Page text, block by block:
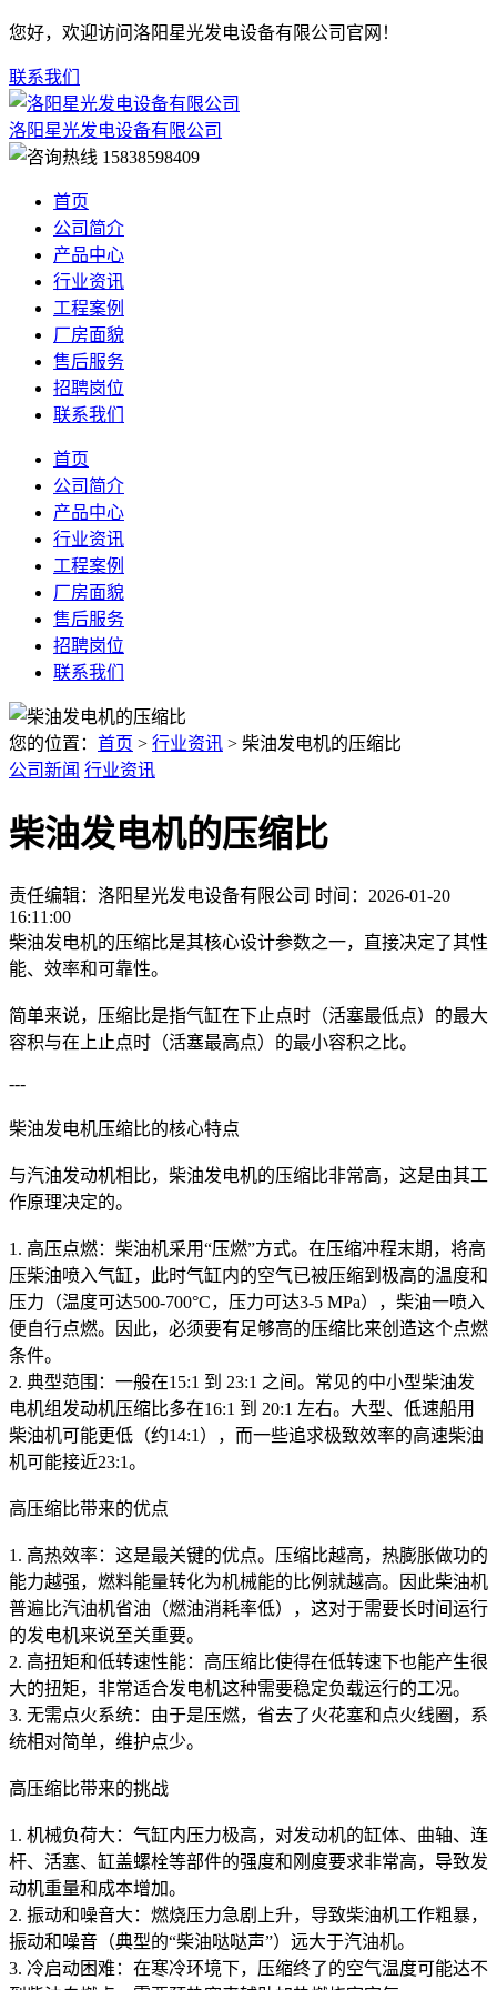
您好，欢迎访问洛阳星光发电设备有限公司官网！
联系我们
洛阳星光发电设备有限公司
15838598409
首页
公司简介
产品中心
行业资讯
工程案例
厂房面貌
售后服务
招聘岗位
联系我们
首页
公司简介
产品中心
行业资讯
工程案例
厂房面貌
售后服务
招聘岗位
联系我们
您的位置： 首页 > 行业资讯 > 柴油发电机的压缩比
公司新闻 行业资讯
柴油发电机的压缩比
责任编辑：洛阳星光发电设备有限公司 时间：2026-01-20
16:11:00
柴油发电机的压缩比是其核心设计参数之一，直接决定了其性
能、效率和可靠性。
简单来说，压缩比是指气缸在下止点时（活塞最低点）的最大
容积与在上止点时（活塞最高点）的最小容积之比。
---
柴油发电机压缩比的核心特点
与汽油发动机相比，柴油发电机的压缩比非常高，这是由其工
作原理决定的。
1. 高压点燃：柴油机采用“压燃”方式。在压缩冲程末期，将高
压柴油喷入气缸，此时气缸内的空气已被压缩到极高的温度和
压力（温度可达500-700°C，压力可达3-5 MPa），柴油一喷入
便自行点燃。因此，必须要有足够高的压缩比来创造这个点燃
条件。
2. 典型范围：一般在15:1 到 23:1 之间。常见的中小型柴油发
电机组发动机压缩比多在16:1 到 20:1 左右。大型、低速船用
柴油机可能更低（约14:1），而一些追求极致效率的高速柴油
机可能接近23:1。
高压缩比带来的优点
1. 高热效率：这是最关键的优点。压缩比越高，热膨胀做功的
能力越强，燃料能量转化为机械能的比例就越高。因此柴油机
普遍比汽油机省油（燃油消耗率低），这对于需要长时间运行
的发电机来说至关重要。
2. 高扭矩和低转速性能：高压缩比使得在低转速下也能产生很
大的扭矩，非常适合发电机这种需要稳定负载运行的工况。
3. 无需点火系统：由于是压燃，省去了火花塞和点火线圈，系
统相对简单，维护点少。
高压缩比带来的挑战
1. 机械负荷大：气缸内压力极高，对发动机的缸体、曲轴、连
杆、活塞、缸盖螺栓等部件的强度和刚度要求非常高，导致发
动机重量和成本增加。
2. 振动和噪音大：燃烧压力急剧上升，导致柴油机工作粗暴，
振动和噪音（典型的“柴油哒哒声”）远大于汽油机。
3. 冷启动困难：在寒冷环境下，压缩终了的空气温度可能达不